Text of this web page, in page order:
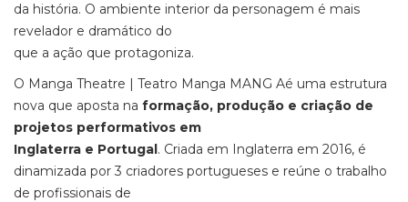
da história. O ambiente interior da personagem é mais
revelador e dramático do
que a ação que protagoniza.
O Manga Theatre | Teatro Manga MANG Aé uma estrutura
nova que aposta na formação, produção e criação de
projetos performativos em
Inglaterra e Portugal. Criada em Inglaterra em 2016, é
dinamizada por 3 criadores portugueses e reúne o trabalho
de profissionais de